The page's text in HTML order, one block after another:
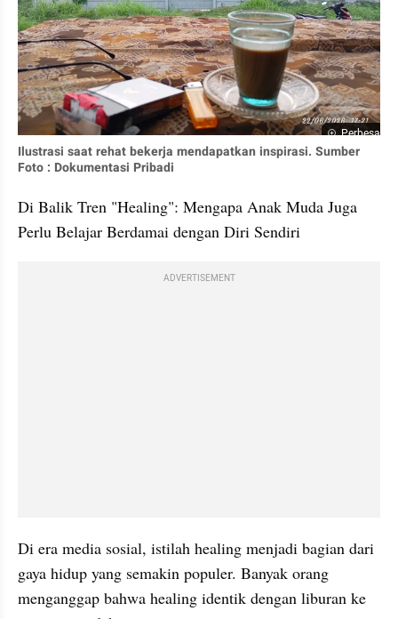
Perbesar
Ilustrasi saat rehat bekerja mendapatkan inspirasi. Sumber
Foto : Dokumentasi Pribadi
Di Balik Tren "Healing": Mengapa Anak Muda Juga
Perlu Belajar Berdamai dengan Diri Sendiri
ADVERTISEMENT
Di era media sosial, istilah healing menjadi bagian dari
gaya hidup yang semakin populer. Banyak orang
menganggap bahwa healing identik dengan liburan ke